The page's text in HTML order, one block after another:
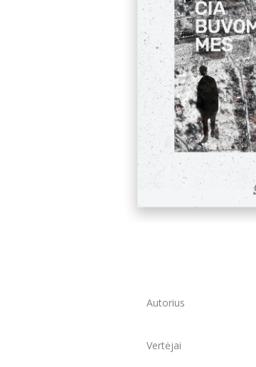
Autorius
Vertėjai